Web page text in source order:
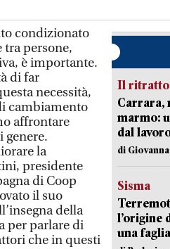
condizionato
tra persone,
è importante.
di far
necessità,
cambiamento
affrontare
la
presidente
di Coop
il suo
della
per parlare di
che in questi
Il ritratto
Carrara,
marmo:
dal
di
Sisma
l’origine
una